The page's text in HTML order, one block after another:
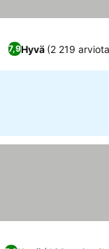
7,9Hyvä (2 219